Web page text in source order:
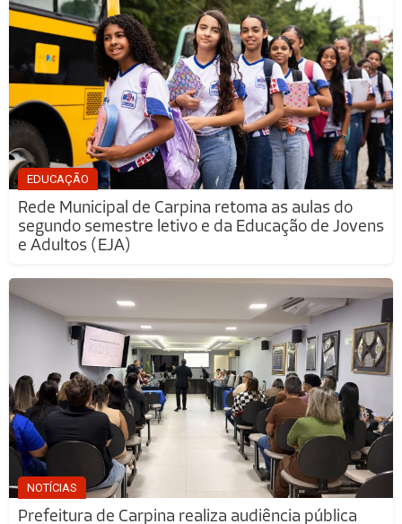
EDUCAÇÃO
Rede Municipal de Carpina retoma as aulas do
segundo semestre letivo e da Educação de Jovens
e Adultos (EJA)
NOTÍCIAS
Prefeitura de Carpina realiza audiência pública